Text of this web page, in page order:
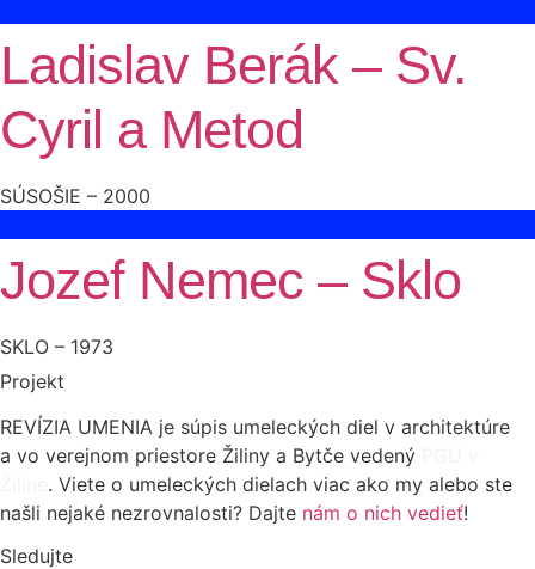
Ladislav Berák – Sv.
Cyril a Metod
SÚSOŠIE – 2000
Jozef Nemec – Sklo
SKLO – 1973
Projekt
REVÍZIA UMENIA je súpis umeleckých diel v architektúre
a vo verejnom priestore Žiliny a Bytče vedený
. Viete o umeleckých dielach viac ako my alebo ste
našli nejaké nezrovnalosti? Dajte nám o nich vedieť!
Sledujte